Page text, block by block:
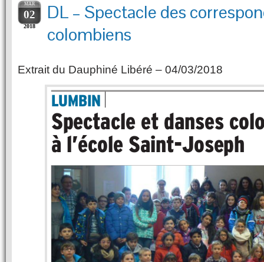
MAR
02
2018
DL – Spectacle des
colombiens
Extrait du Dauphiné Libéré – 04/03/2018